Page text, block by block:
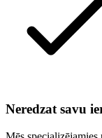
Neredzat savu